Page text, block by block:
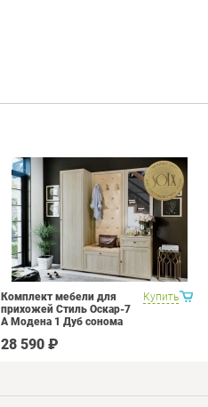
Купить
Комплект мебели для
прихожей Стиль Оскар-7
А Модена 1 Дуб сонома
28 590 ₽